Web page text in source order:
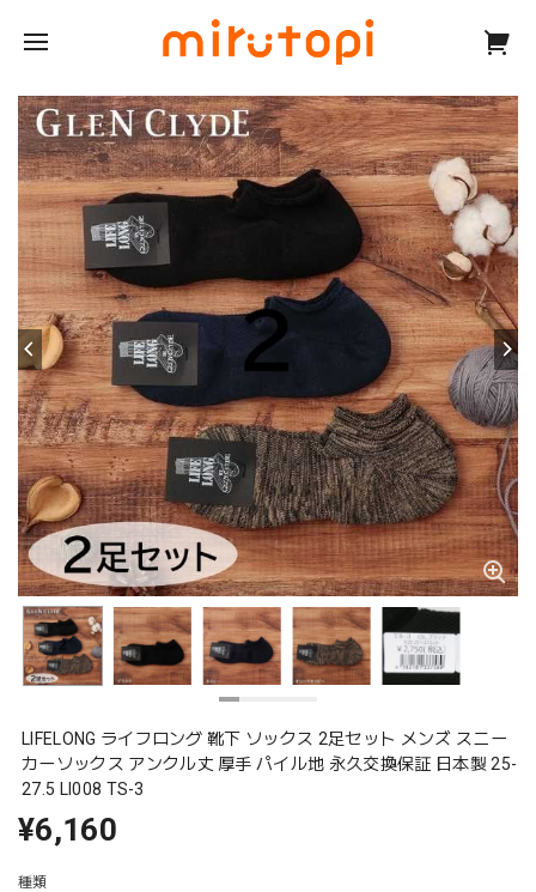
LIFELONG ライフロング 靴下 ソックス 2足セット メンズ スニー
カーソックス アンクル丈 厚手 パイル地 永久交換保証 日本製 25-
27.5 Ll008 TS-3
¥6,160
種類